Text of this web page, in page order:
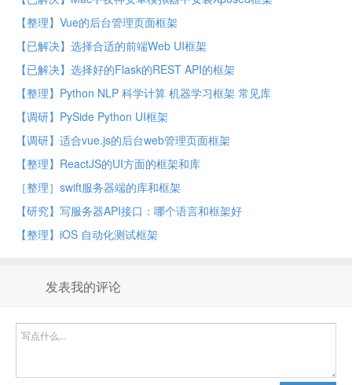
【整理】Vue的后台管理页面框架
【已解决】选择合适的前端Web UI框架
【已解决】选择好的Flask的REST API的框架
【整理】Python NLP 科学计算 机器学习框架 常见库
【调研】PySide Python UI框架
【调研】适合vue.js的后台web管理页面框架
【整理】ReactJS的UI方面的框架和库
［整理］swift服务器端的库和框架
【研究】写服务器API接口：哪个语言和框架好
【整理】iOS 自动化测试框架
发表我的评论